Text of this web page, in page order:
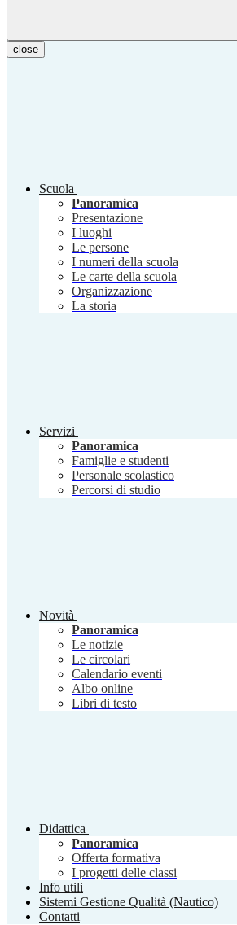
close
Scuola
Panoramica
Presentazione
I luoghi
Le persone
I numeri della scuola
Le carte della scuola
Organizzazione
La storia
Servizi
Panoramica
Famiglie e studenti
Personale scolastico
Percorsi di studio
Novità
Panoramica
Le notizie
Le circolari
Calendario eventi
Albo online
Libri di testo
Didattica
Panoramica
Offerta formativa
I progetti delle classi
Info utili
Sistemi Gestione Qualità (Nautico)
Contatti